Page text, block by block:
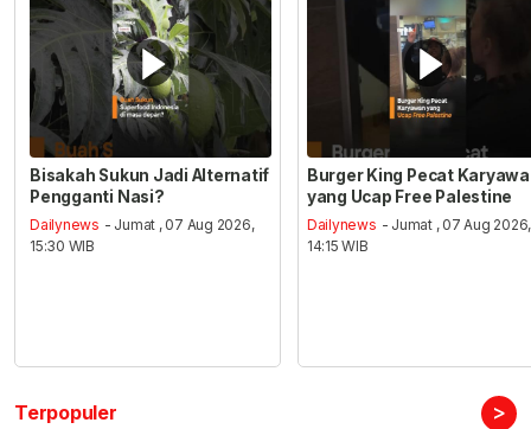
Bisakah Sukun Jadi Alternatif
Pengganti Nasi?
Dailynews - Jumat , 07 Aug 2026,
15:30 WIB
Burger King Pecat
yang Ucap Free Palestine
Dailynews - Jumat , 07 Aug 2026,
14:15 WIB
Terpopuler >